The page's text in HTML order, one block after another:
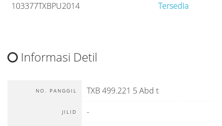
103377TXBPU2014
Tersedia
Informasi Detil
NO. PANGGIL TXB 499.221 5 Abd t
JILID -